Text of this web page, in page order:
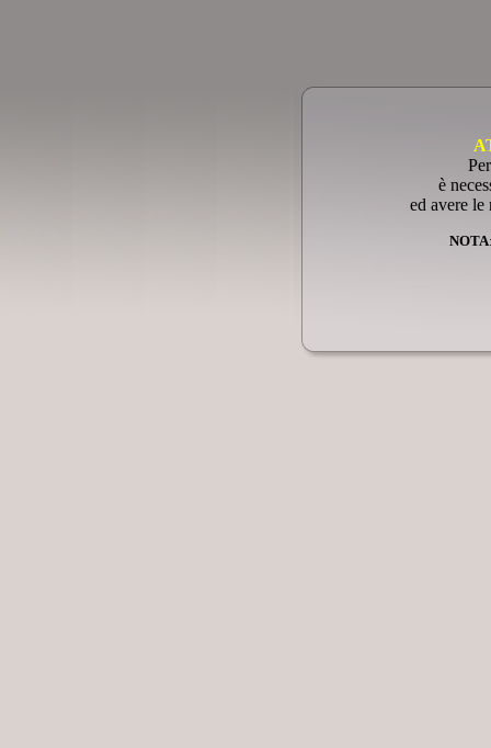
è
ed avere le
NOTA